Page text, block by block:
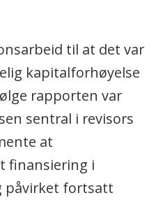
til at det var
kapitalforhøyelse
rapporten var
sentral i revisors
at
finansiering i
påvirket fortsatt